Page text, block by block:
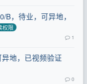
B，待业，可异地，
权限
1
地，已视频验证
0